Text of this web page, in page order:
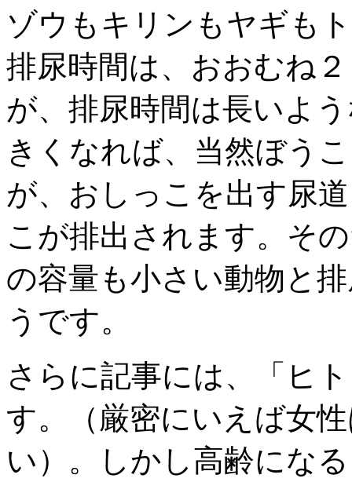
ゾウもキリンもヤギも
排尿時間は、おおむね
が、排尿時間は長いよ
きくなれば、当然ぼう
が、おしっこを出す尿
こが排出されます。そ
の容量も小さい動物と
うです。
さらに記事には、「ヒ
す。（厳密にいえば女
い）。しかし高齢にな